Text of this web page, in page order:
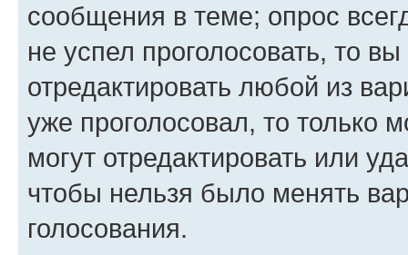
сообщения в теме; опрос
не успел проголосовать, то
отредактировать любой из
уже проголосовал, то только
могут отредактировать или
чтобы нельзя было менять
голосования.